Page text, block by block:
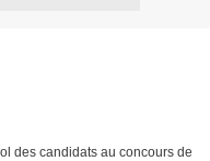
des candidats au concours de